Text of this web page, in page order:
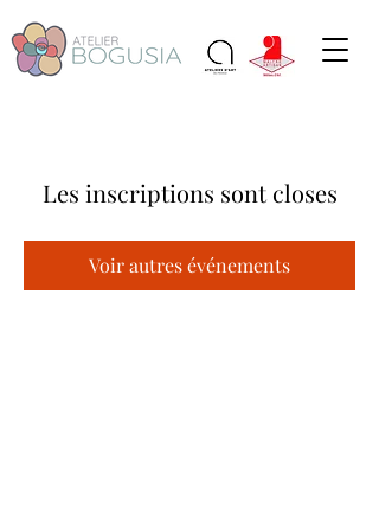
Les inscriptions sont closes
Voir autres événements